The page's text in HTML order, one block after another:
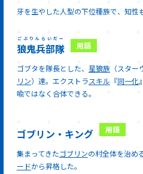
牙を生やした人型の下位種族で、知性
狼鬼兵部隊
ごぶりんらいだー
ゴブタを隊長とした、 星狼族（スター
リン）達。エクストラスキル 『同一化
喩ではなく合体できる。
ゴブリン・キング
集まってきたゴブリンの村全体を治め
ードから昇格した。